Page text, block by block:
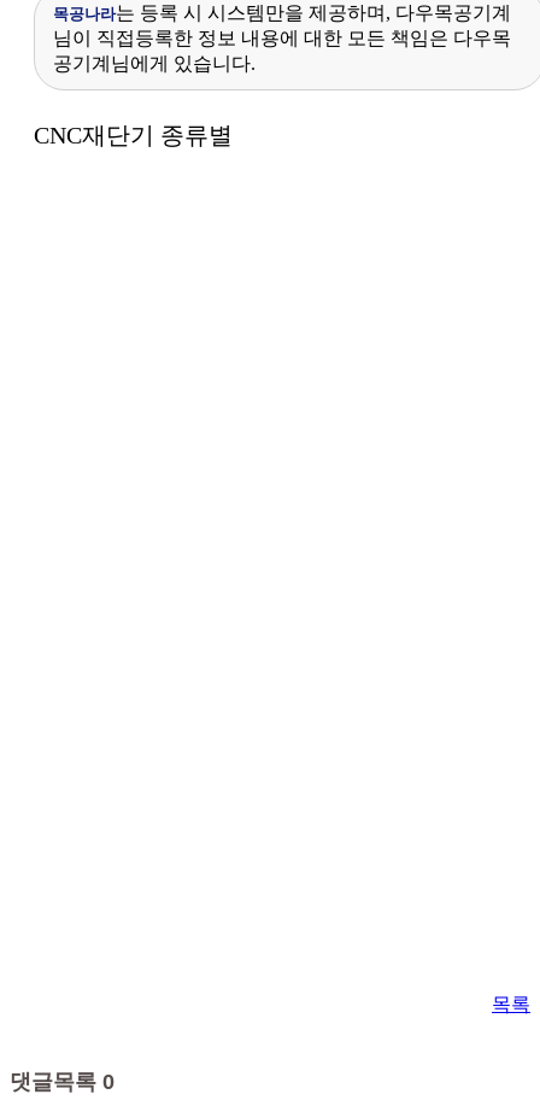
목공나라는 등록 시 시스템만을 제공하며, 다우목공기계
님이 직접등록한 정보 내용에 대한 모든 책임은 다우목
공기계님에게 있습니다.
CNC재단기 종류별
목록
댓글목록 0